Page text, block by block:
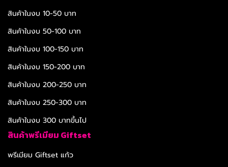
สินค้าในงบ 10-50 บาท
สินค้าในงบ 50-100 บาท
สินค้าในงบ 100-150 บาท
สินค้าในงบ 150-200 บาท
สินค้าในงบ 200-250 บาท
สินค้าในงบ 250-300 บาท
สินค้าในงบ 300 บาทขึ้นไป
สินค้าพรีเมียม Giftset
พรีเมียม Giftset แก้ว